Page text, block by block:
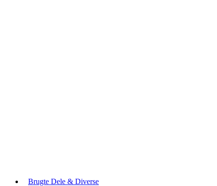
Brugte Dele & Diverse